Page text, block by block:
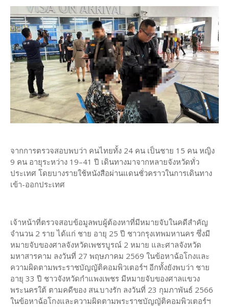
จากการตรวจสอบพบว่า คนไทยทั้ง 24 คน เป็นชาย 15 คน หญิง
9 คน อายุระหว่าง 19–41 ปี เดินทางมาจากหลายจังหวัดทั่ว
ประเทศ โดยบางรายใช้หนังสือผ่านแดนชั่วคราวในการเดินทาง
เข้า-ออกประเทศ
เจ้าหน้าที่ตรวจสอบข้อมูลพบผู้ต้องหาที่มีหมายจับในคดีสำคัญ
จำนวน 2 ราย ได้แก่ ชาย อายุ 25 ปี ชาวกรุงเทพมหานคร ซึ่งมี
หมายจับของศาลจังหวัดเพชรบูรณ์ 2 หมาย และศาลจังหวัด
มหาสารคาม ลงวันที่ 27 พฤษภาคม 2569 ในข้อหาฉ้อโกงและ
ความผิดตามพระราชบัญญัติคอมพิวเตอร์ฯ อีกทั้งยังพบว่า ชาย
อายุ 33 ปี ชาวจังหวัดกำแพงเพชร มีหมายจับของศาลแขวง
พระนครใต้ ตามคดีของ สน.บางรัก ลงวันที่ 23 กุมภาพันธ์ 2566
ในข้อหาฉ้อโกงและความผิดตามพระราชบัญญัติคอมพิวเตอร์ฯ